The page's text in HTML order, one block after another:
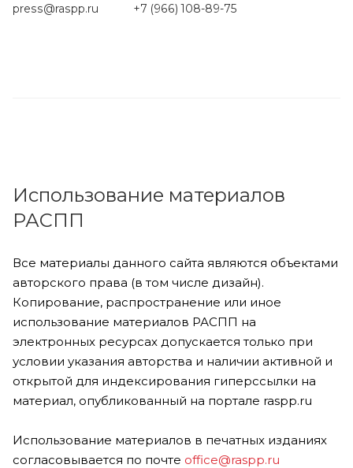
press@raspp.ru +7 (966) 108-89-75
Использование материалов
РАСПП
Все материалы данного сайта являются объектами
авторского права (в том числе дизайн).
Копирование, распространение или иное
использование материалов РАСПП на
электронных ресурсах допускается только при
условии указания авторства и наличии активной и
открытой для индексирования гиперссылки на
материал, опубликованный на портале raspp.ru
Использование материалов в печатных изданиях
согласовывается по почте office@raspp.ru